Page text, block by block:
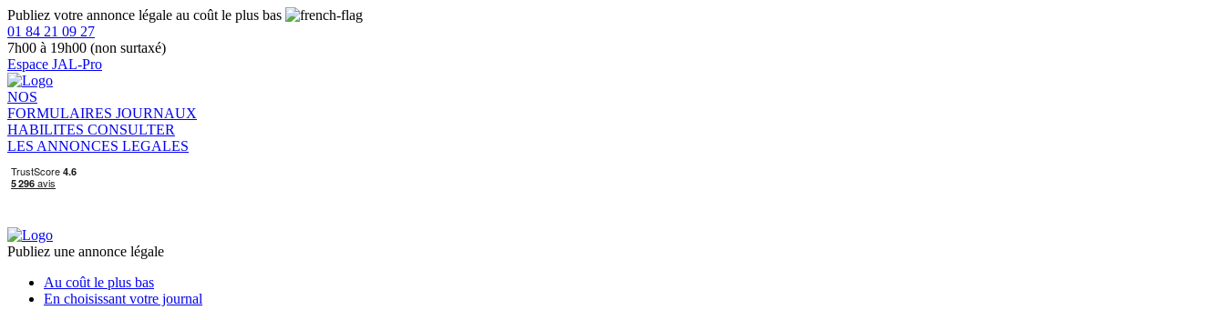
Publiez votre annonce légale au coût le plus bas
01 84 21 09 27
7h00 à 19h00 (non surtaxé)
Espace JAL-Pro
NOS
FORMULAIRES JOURNAUX
HABILITES CONSULTER
LES ANNONCES LEGALES
Publiez une annonce légale
Au coût le plus bas
En choisissant votre journal